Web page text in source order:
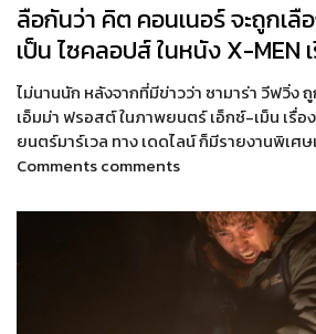
ลือกันว่า คิต คอนเนอร์ จะถูกเลื
เป็น ไซคลอปส์ ในหนัง X-MEN
ไม่นานนัก หลังจากที่มีข่าวว่า ซามาร่า วีฟวิ่ง
เอ็มม่า ฟรอสต์ ในภาพยนตร์ เอ็กซ์-เม็น เรื่อ
ยนตร์มาร์เวล ทาง เดดไลน์ ก็มีรายงานพิเศ
Comments comments